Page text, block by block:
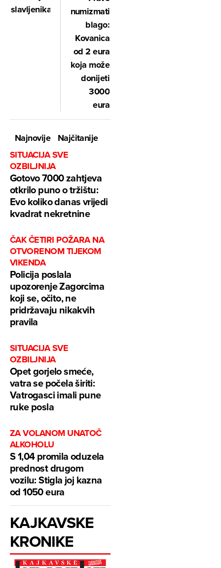
slavljenika
numizmatičko
blago:
Kovanica
od 2 eura
koja može
donijeti
3000
eura
Najnovije
Najčitanije
SITUACIJA SVE
OZBILJNIJA
Gotovo 7000 zahtjeva
otkrilo puno o tržištu:
Evo koliko danas vrijedi
kvadrat nekretnine
ČAK ČETIRI POŽARA NA
OTVORENOM TIJEKOM
VIKENDA
Policija poslala
upozorenje Zagorcima
koji se, očito, ne
pridržavaju nikakvih
pravila
SITUACIJA SVE
OZBILJNIJA
Opet gorjelo smeće,
vatra se počela širiti:
Vatrogasci imali pune
ruke posla
ZA VOLANOM UNATOČ
ALKOHOLU
S 1,04 promila oduzela
prednost drugom
vozilu: Stigla joj kazna
od 1050 eura
KAJKAVSKE
KRONIKE